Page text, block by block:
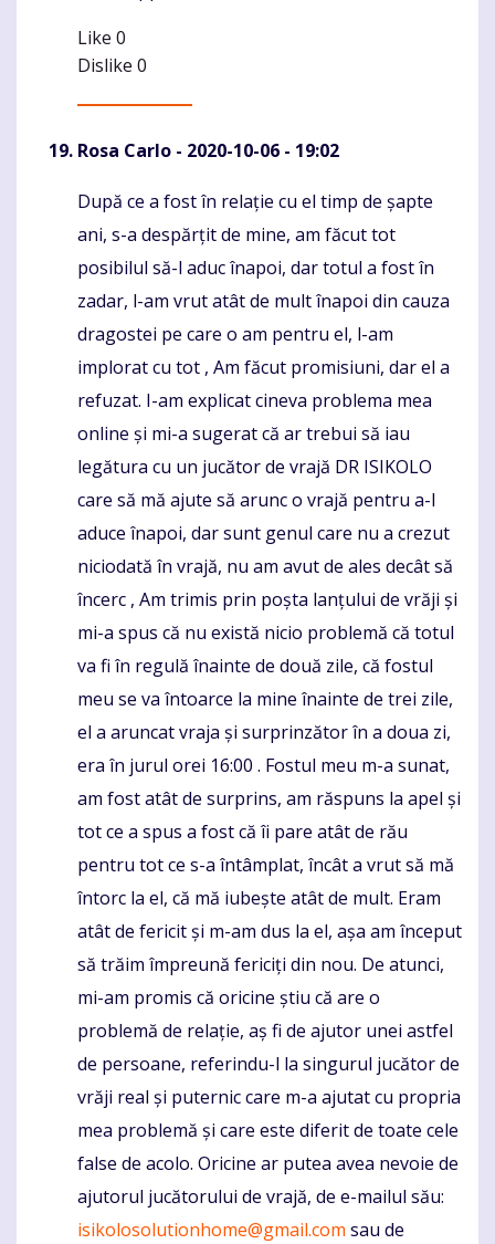
Like 0
Dislike 0
Rosa Carlo - 2020-10-06 - 19:02
Komentaras
După ce a fost în relație cu el timp de șapte
ani, s-a despărțit de mine, am făcut tot
posibilul să-l aduc înapoi, dar totul a fost în
zadar, l-am vrut atât de mult înapoi din cauza
dragostei pe care o am pentru el, l-am
implorat cu tot , Am făcut promisiuni, dar el a
refuzat. I-am explicat cineva problema mea
online și mi-a sugerat că ar trebui să iau
legătura cu un jucător de vrajă DR ISIKOLO
care să mă ajute să arunc o vrajă pentru a-l
aduce înapoi, dar sunt genul care nu a crezut
niciodată în vrajă, nu am avut de ales decât să
încerc , Am trimis prin poșta lanțului de vrăji și
mi-a spus că nu există nicio problemă că totul
va fi în regulă înainte de două zile, că fostul
meu se va întoarce la mine înainte de trei zile,
el a aruncat vraja și surprinzător în a doua zi,
era în jurul orei 16:00 . Fostul meu m-a sunat,
am fost atât de surprins, am răspuns la apel și
tot ce a spus a fost că îi pare atât de rău
pentru tot ce s-a întâmplat, încât a vrut să mă
întorc la el, că mă iubește atât de mult. Eram
atât de fericit și m-am dus la el, așa am început
să trăim împreună fericiți din nou. De atunci,
mi-am promis că oricine știu că are o
problemă de relație, aș fi de ajutor unei astfel
de persoane, referindu-l la singurul jucător de
vrăji real și puternic care m-a ajutat cu propria
mea problemă și care este diferit de toate cele
false de acolo. Oricine ar putea avea nevoie de
ajutorul jucătorului de vrajă, de e-mailul său:
isikolosolutionhome@gmail.com sau de